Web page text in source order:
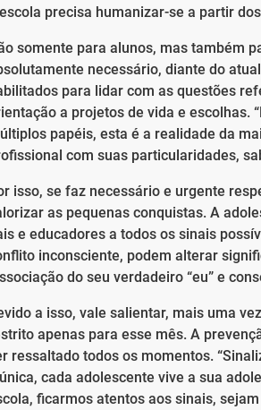
precisa humanizar-se a partir
somente para alunos, mas também
necessário, diante do
para lidar com as questões
a projetos de vida e escolhas.
papéis, esta é a realidade da
com suas particularidades,
isso, se faz necessário e urgente
as pequenas conquistas. A
e educadores a todos os sinais
inconsciente, podem alterar
do seu verdadeiro “eu” e
a isso, vale salientar, mais uma
apenas para esse mês. A
ressaltado todos os momentos.
cada adolescente vive a sua
ficarmos atentos aos sinais,